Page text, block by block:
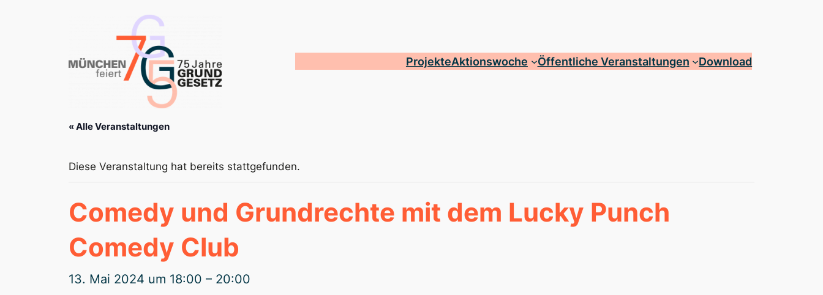
ProjekteAktionswoche Öffentliche Veranstaltungen Download
« Alle Veranstaltungen
Diese Veranstaltung hat bereits stattgefunden.
Comedy und Grundrechte mit dem Lucky Punch
Comedy Club
13. Mai 2024 um 18:00 – 20:00